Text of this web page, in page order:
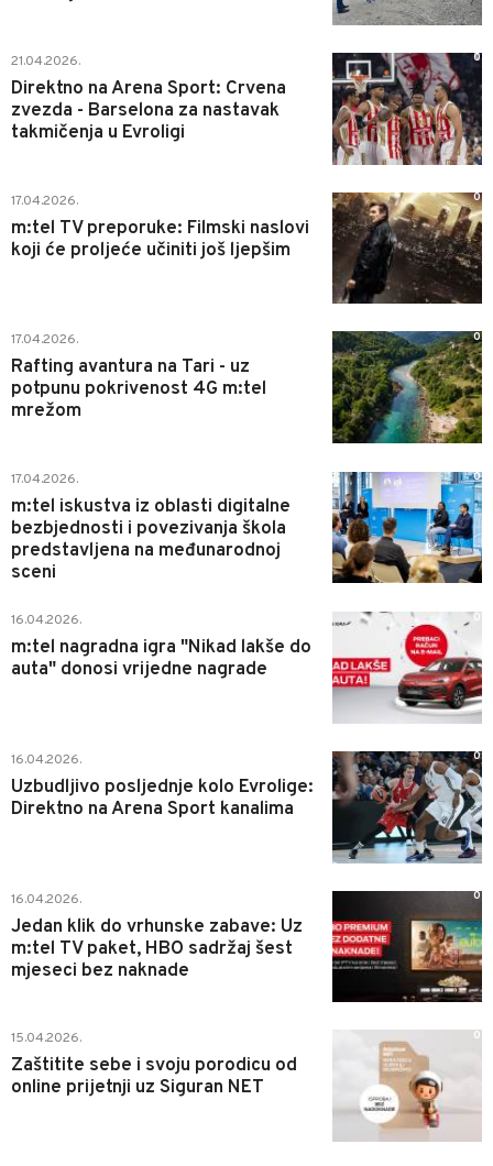
21.04.2026.
Direktno na Arena Sport: Crvena
zvezda - Barselona za nastavak
takmičenja u Evroligi
0
17.04.2026.
m:tel TV preporuke: Filmski naslovi
koji će proljeće učiniti još ljepšim
0
17.04.2026.
Rafting avantura na Tari - uz
potpunu pokrivenost 4G m:tel
mrežom
0
17.04.2026.
m:tel iskustva iz oblasti digitalne
bezbjednosti i povezivanja škola
predstavljena na međunarodnoj
sceni
0
16.04.2026.
m:tel nagradna igra "Nikad lakše do
auta" donosi vrijedne nagrade
0
16.04.2026.
Uzbudljivo posljednje kolo Evrolige:
Direktno na Arena Sport kanalima
0
16.04.2026.
Jedan klik do vrhunske zabave: Uz
m:tel TV paket, HBO sadržaj šest
mjeseci bez naknade
0
15.04.2026.
Zaštitite sebe i svoju porodicu od
online prijetnji uz Siguran NET
0